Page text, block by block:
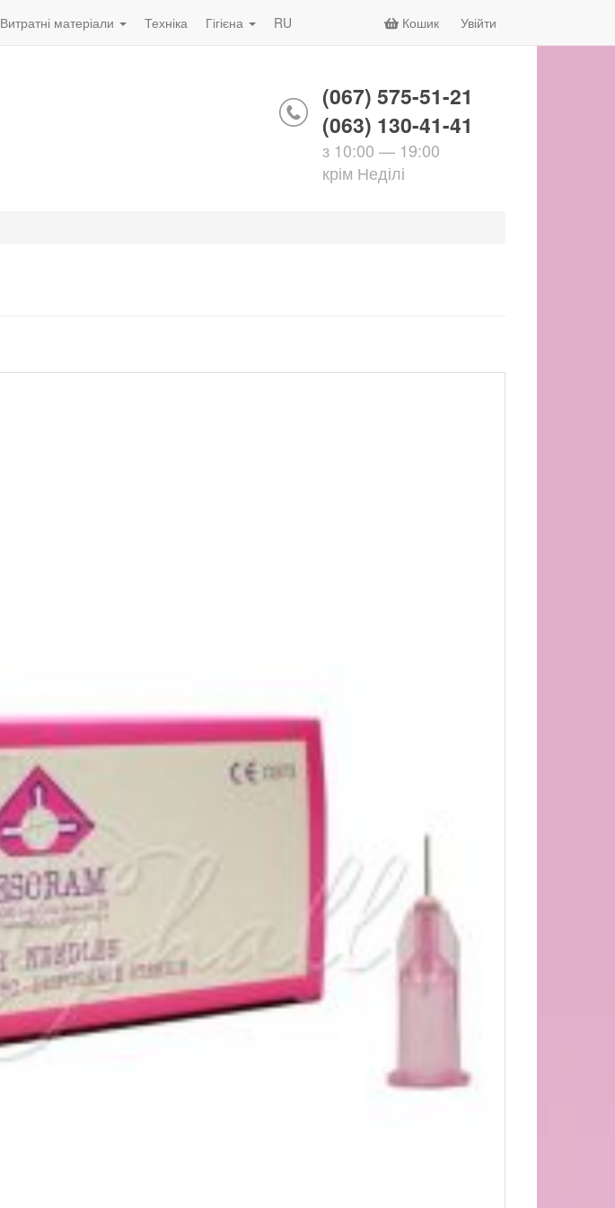
Кошик Увійти
Витратні матеріали Техніка Гігієна RU
(067) 575-51-21
(063) 130-41-41
з 10:00 — 19:00
крім Неділі